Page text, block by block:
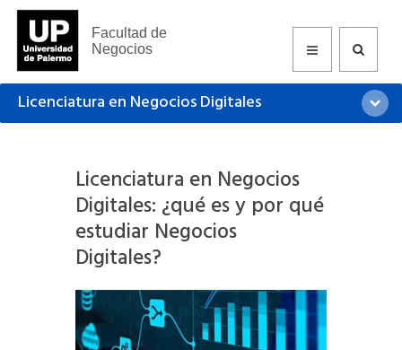
Facultad de
Negocios
Licenciatura en Negocios Digitales
Licenciatura en Negocios
Digitales: ¿qué es y por qué
estudiar Negocios
Digitales?